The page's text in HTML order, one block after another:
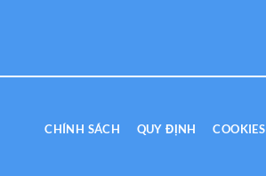
CHÍNH SÁCH QUY ĐỊNH COOKIES